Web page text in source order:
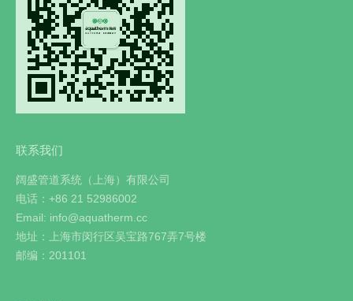
联系我们
阔盛管道系统（上海）有限公司
电话：+86 21 52986002
Email: info@aquatherm.cc
地址：上海市闵行区吴宝路767弄7号楼
邮编：201101